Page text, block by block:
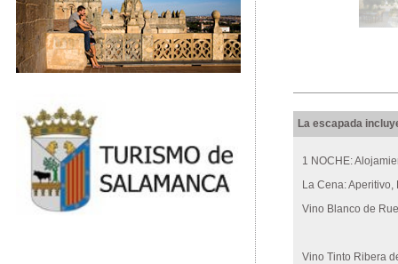
La escapada
1 NOCHE:
La Cena:
Vino Blanco de
Vino Tinto Ribera